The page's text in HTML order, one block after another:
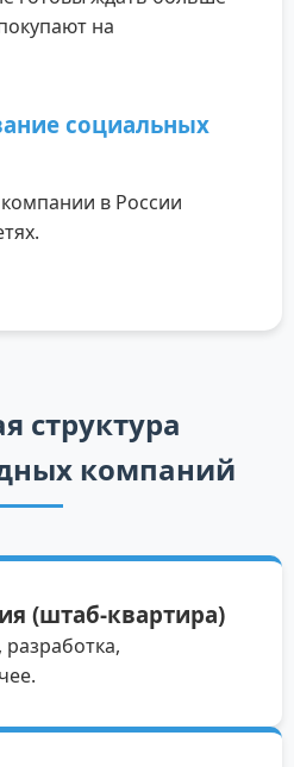
на
социальных
в России
структура
компаний
(штаб-квартира)